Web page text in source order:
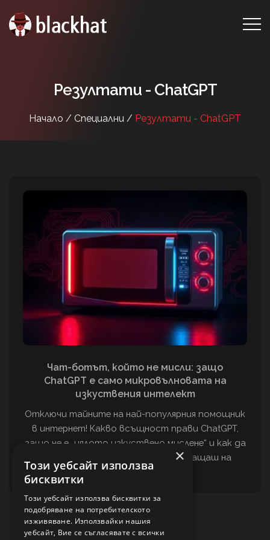
Резултати - ChatGPT
Начало / Специални / Резултати - ChatGPT
Чат-ботът, който не мисли: защо
ChatGPT е само микровълновата на
изкуствения интелект
Отключи тайните на най-популярния помощник
в интернет! Какво всъщност прави ChatGPT,
защо не е „цялото изкуствено мислене“ и как да
го използваш умно – без да се хващаш на
фалшиви факти.
×
Този уебсайт използва
бисквитки
Този уебсайт използва бисквитки за
подобряване на потребителското
изживяване. Използвайки нашия
уебсайт, Вие се съгласявате с всички